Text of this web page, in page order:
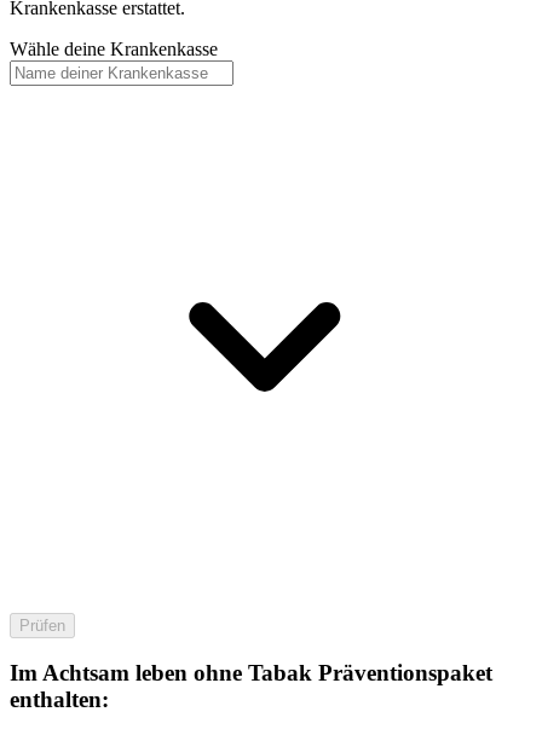
Krankenkasse erstattet.
Wähle deine Krankenkasse
Prüfen
Im Achtsam leben ohne Tabak Präventionspaket
enthalten: